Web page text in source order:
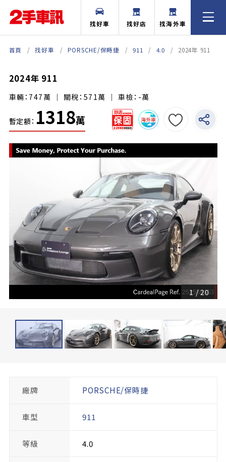
找好車 找好店 找海外車
首頁 找好車 PORSCHE/保時捷 911 4.0 2024年 911
2024年 911
車輛：747萬 ｜ 關稅：571萬 ｜ 車檢：-萬
暫定額： 1318萬
1/20
廠牌 PORSCHE/保時捷
車型 911
等級 4.0